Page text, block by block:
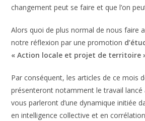
changement peut se faire et que l’on
Alors quoi de plus normal de nous faire
notre réflexion par une promotion
« Action locale et projet de territoire
Par conséquent, les articles de ce mois
présenteront notamment le travail lancé
vous parleront d’une dynamique initiée
en intelligence collective et en